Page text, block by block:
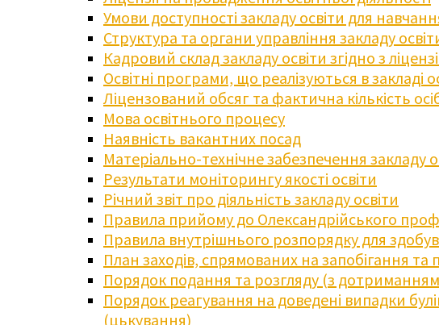
Умови доступності закладу освіти для
Структура та органи управління закладу
Кадровий склад закладу освіти згідно з
Освітні програми, що реалізуються в закладі
Ліцензований обсяг та фактична кількість
Мова освітнього процесу
Наявність вакантних посад
Матеріально-технічне забезпечення закладу
Результати моніторингу якості освіти
Річний звіт про діяльність закладу освіти
Правила прийому до Олександрійського
Правила внутрішнього розпорядку для
План заходів, спрямованих на запобігання та
Порядок подання та розгляду (з
Порядок реагування на доведені випадки
(цькування)